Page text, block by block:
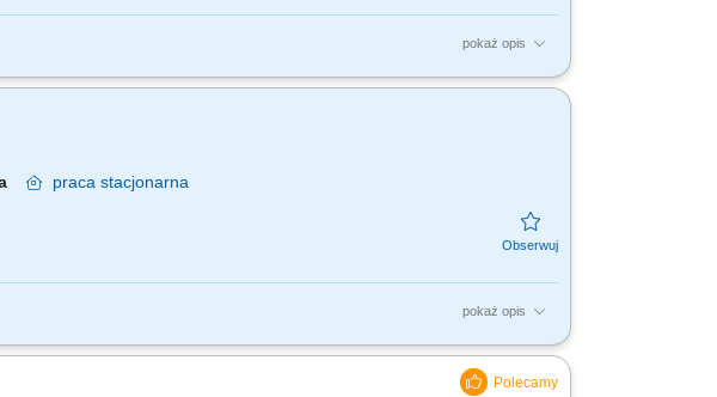
pokaż opis
asortymentu i dobry wizerunek sklepu; bieżące uzupełnianie
praca stacjonarna
pokaż opis
oraz zdobywać wiedzę sprzedażową przy wsparciu opiekuna